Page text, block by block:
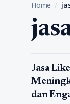
Home /
jasa
Jasa
dan